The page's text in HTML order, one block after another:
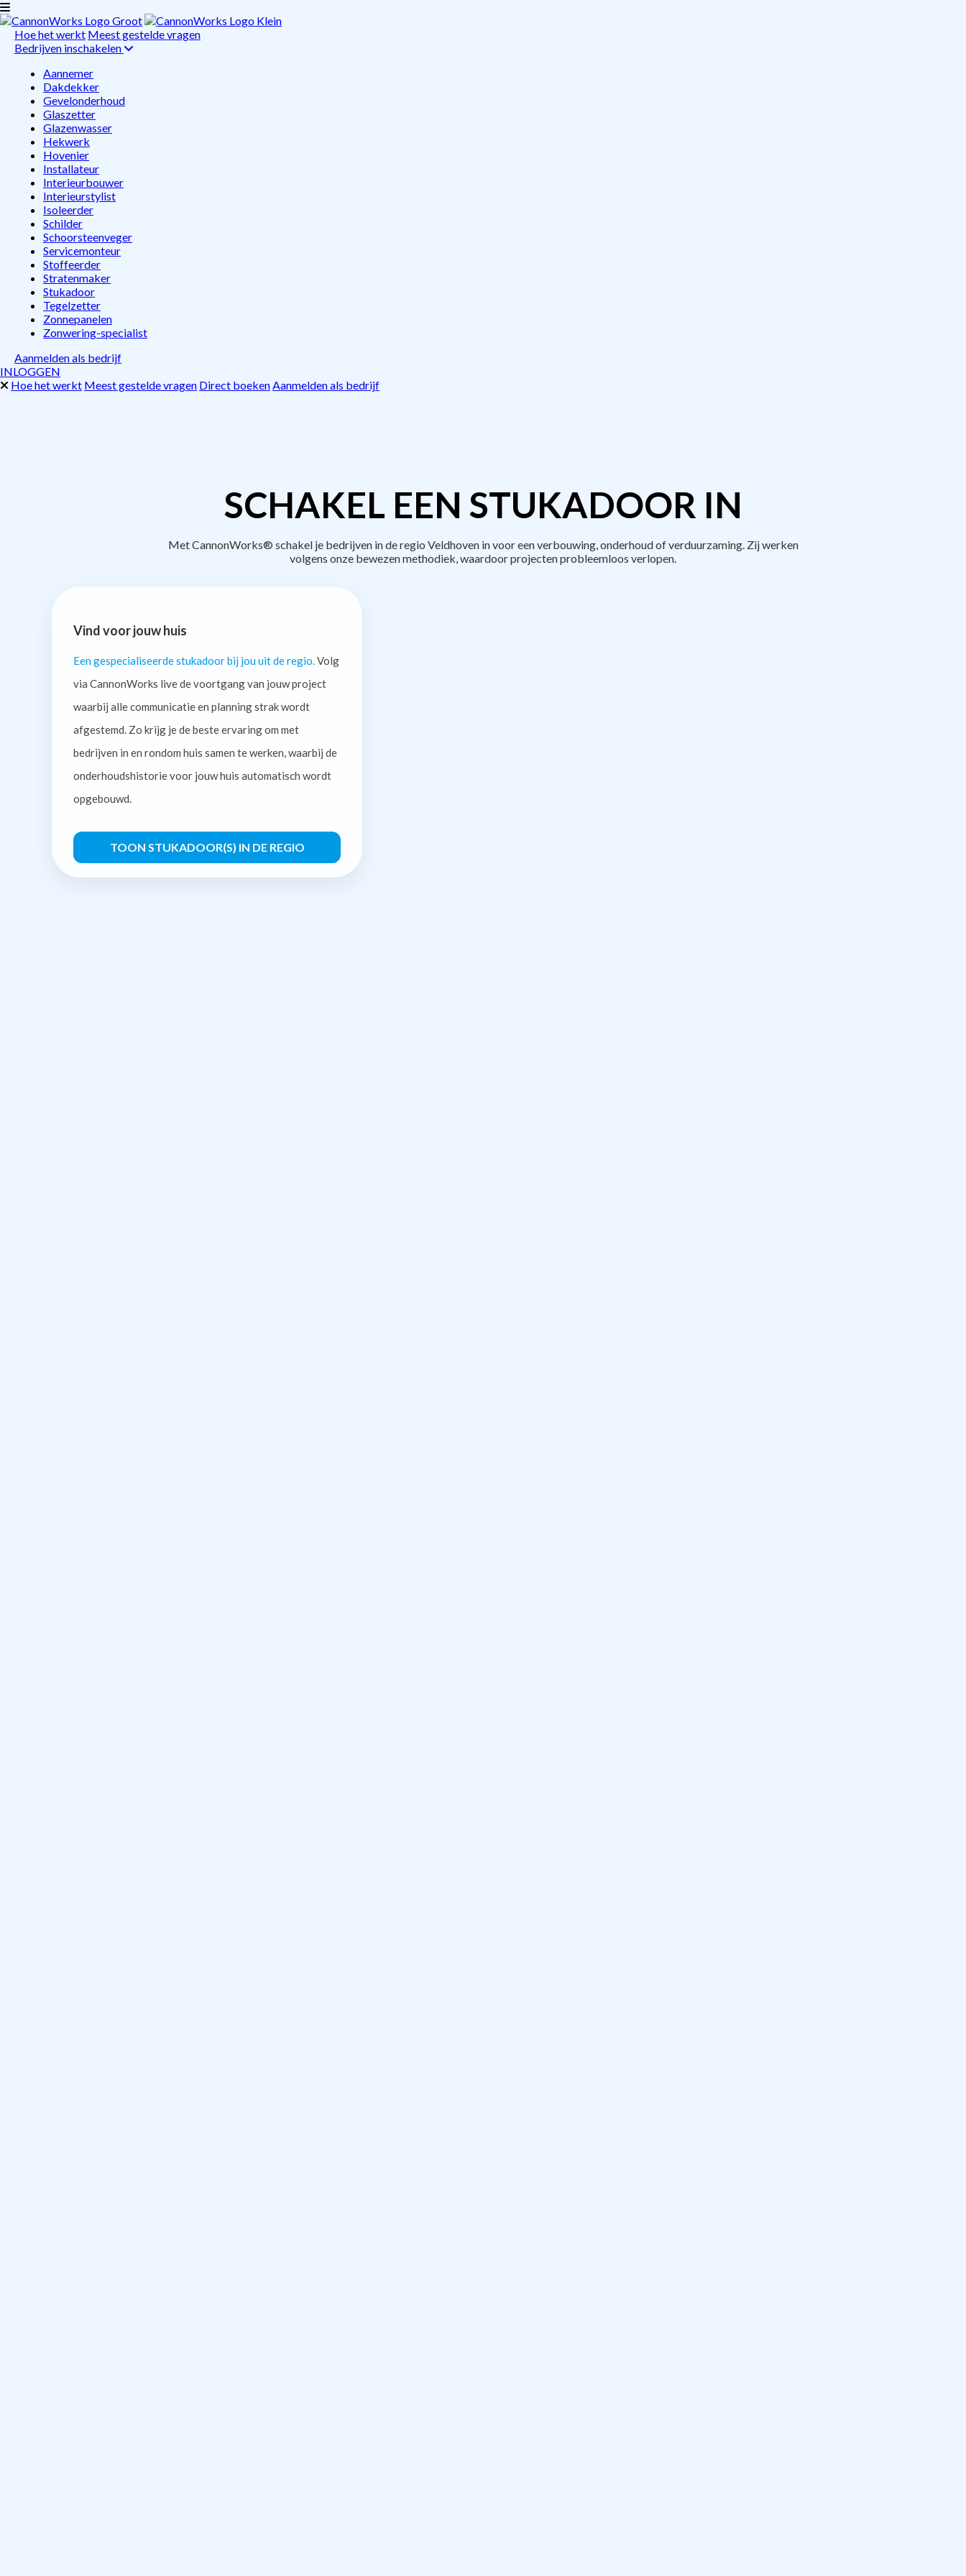
Hoe het werkt Meest gestelde vragen
Bedrijven inschakelen
Aannemer
Dakdekker
Gevelonderhoud
Glaszetter
Glazenwasser
Hekwerk
Hovenier
Installateur
Interieurbouwer
Interieurstylist
Isoleerder
Schilder
Schoorsteenveger
Servicemonteur
Stoffeerder
Stratenmaker
Stukadoor
Tegelzetter
Zonnepanelen
Zonwering-specialist
Aanmelden als bedrijf
INLOGGEN
Hoe het werkt Meest gestelde vragen Direct boekenAanmelden als bedrijf
SCHAKEL EEN STUKADOOR IN
Met CannonWorks® schakel je bedrijven in de regio Veldhoven in voor een verbouwing, onderhoud of verduurzaming. Zij werken
volgens onze bewezen methodiek, waardoor projecten probleemloos verlopen.
Vind voor jouw huis
Een gespecialiseerde stukadoor bij jou uit de regio. Volg
via CannonWorks live de voortgang van jouw project
waarbij alle communicatie en planning strak wordt
afgestemd. Zo krijg je de beste ervaring om met
bedrijven in en rondom huis samen te werken, waarbij de
onderhoudshistorie voor jouw huis automatisch wordt
opgebouwd.
TOON STUKADOOR(S) IN DE REGIO